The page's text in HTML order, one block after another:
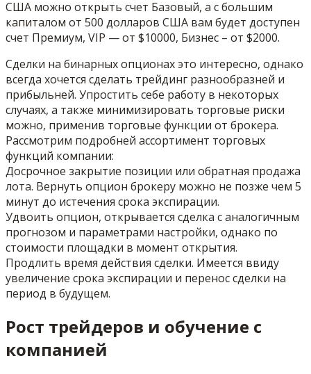
США можно открыть счет Базовый, а с большим
капиталом от 500 долларов США вам будет доступен
счет Премиум, VIP — от $10000, Бизнес – от $2000.
Сделки на бинарных опционах это интересно, однако
всегда хочется сделать трейдинг разнообразней и
прибыльней. Упростить себе работу в некоторых
случаях, а также минимизировать торговые риски
можно, применив торговые функции от брокера.
Рассмотрим подробней ассортимент торговых
функций компании:
Досрочное закрытие позиции или обратная продажа
лота. Вернуть опцион брокеру можно не позже чем 5
минут до истечения срока экспирации.
Удвоить опцион, открывается сделка с аналогичным
прогнозом и параметрами настройки, однако по
стоимости площадки в момент открытия.
Продлить время действия сделки. Имеется ввиду
увеличение срока экспирации и перенос сделки на
период в будущем.
Рост трейдеров и обучение с
компанией